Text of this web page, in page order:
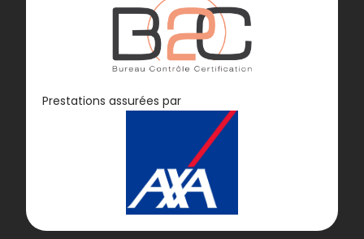
Diagnostic
Prestations assurées par